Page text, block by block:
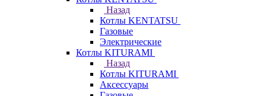
Назад
Котлы KENTATSU
Газовые
Электрические
Котлы KITURAMI
Назад
Котлы KITURAMI
Аксессуары